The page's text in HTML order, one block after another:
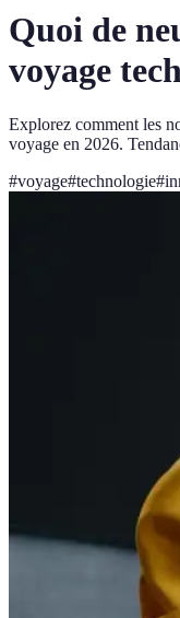
Quoi de
voyage
Explorez comment les
voyage en 2026.
#voyage#technologie#